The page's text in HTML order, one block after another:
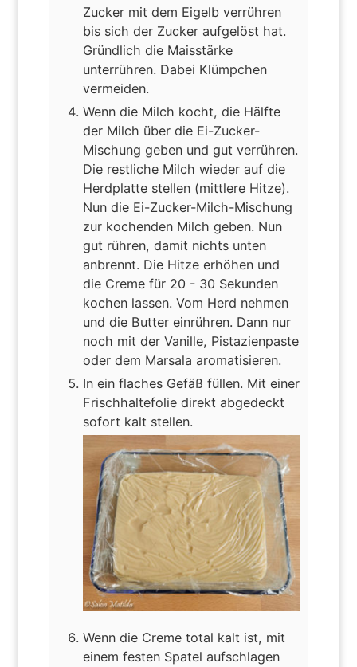
Zucker mit dem Eigelb verrühren
bis sich der Zucker aufgelöst hat.
Gründlich die Maisstärke
unterrühren. Dabei Klümpchen
vermeiden.
Wenn die Milch kocht, die Hälfte
der Milch über die Ei-Zucker-
Mischung geben und gut verrühren.
Die restliche Milch wieder auf die
Herdplatte stellen (mittlere Hitze).
Nun die Ei-Zucker-Milch-Mischung
zur kochenden Milch geben. Nun
gut rühren, damit nichts unten
anbrennt. Die Hitze erhöhen und
die Creme für 20 - 30 Sekunden
kochen lassen. Vom Herd nehmen
und die Butter einrühren. Dann nur
noch mit der Vanille, Pistazienpaste
oder dem Marsala aromatisieren.
In ein flaches Gefäß füllen. Mit einer
Frischhaltefolie direkt abgedeckt
sofort kalt stellen.
Wenn die Creme total kalt ist, mit
einem festen Spatel aufschlagen